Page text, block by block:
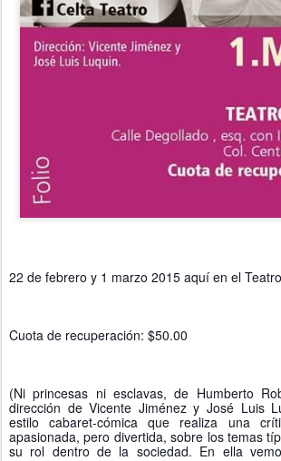
22 de febrero y 1 marzo 2015 aquí en el
Cuota de recuperación: $50.00
(Ni princesas ni esclavas, de Humberto
dirección de Vicente Jiménez y José Luis
estilo cabaret-cómica que realiza una
apasionada, pero divertida, sobre los temas
su rol dentro de la sociedad. En ella